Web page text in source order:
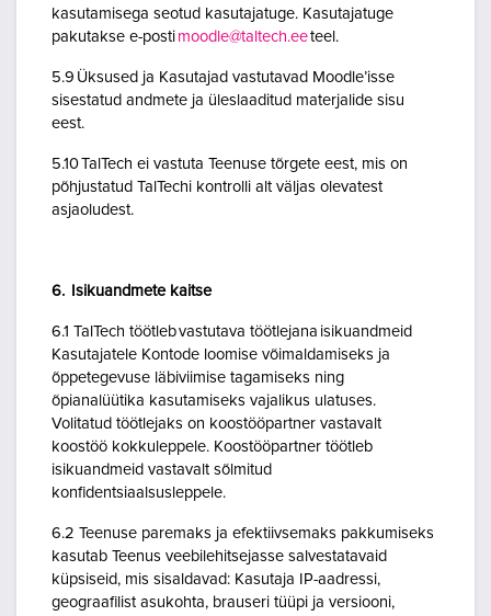
kasutamisega seotud kasutajatuge. Kasutajatuge
pakutakse e-posti moodle@taltech.eeteel.
5.9 Üksused ja Kasutajad vastutavad Moodle’isse
sisestatud andmete ja üleslaaditud materjalide sisu
eest.
5.10 TalTech ei vastuta Teenuse tõrgete eest, mis on
põhjustatud TalTechi kontrolli alt väljas olevatest
asjaoludest.
6. Isikuandmete kaitse
6.1 TalTech töötleb vastutava töötlejana isikuandmeid
Kasutajatele Kontode loomise võimaldamiseks ja
õppetegevuse läbiviimise tagamiseks ning
õpianalüütika kasutamiseks vajalikus ulatuses.
Volitatud töötlejaks on koostööpartner vastavalt
koostöö kokkuleppele. Koostööpartner töötleb
isikuandmeid vastavalt sõlmitud
konfidentsiaalsusleppele.
6.2 Teenuse paremaks ja efektiivsemaks pakkumiseks
kasutab Teenus veebilehitsejasse salvestatavaid
küpsiseid, mis sisaldavad: Kasutaja IP-aadressi,
geograafilist asukohta, brauseri tüüpi ja versiooni,